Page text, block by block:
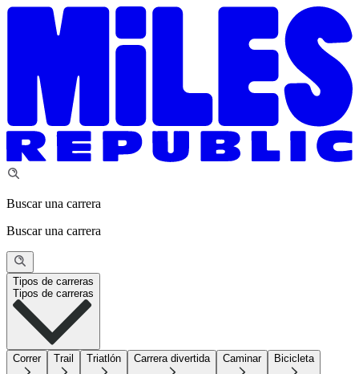
Buscar una carrera
Buscar una carrera
Tipos de carreras
Tipos de carreras
Correr Trail Triatlón Carrera divertida Caminar Bicicleta